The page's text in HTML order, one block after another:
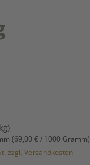
(69,00 € / 1000 Gramm)
zzgl. Versandkosten